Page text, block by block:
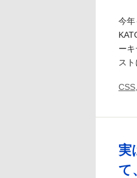
今
ー
ス
CSS
実
て